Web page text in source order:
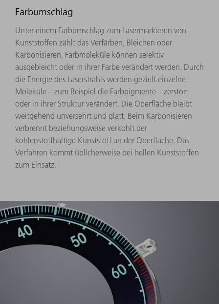
Farbumschlag
Unter einem Farbumschlag zum Lasermarkieren von
Kunststoffen zählt das Verfärben, Bleichen oder
Karbonisieren. Farbmoleküle können selektiv
ausgebleicht oder in ihrer Farbe verändert werden. Durch
die Energie des Laserstrahls werden gezielt einzelne
Moleküle – zum Beispiel die Farbpigmente – zerstört
oder in ihrer Struktur verändert. Die Oberfläche bleibt
weitgehend unversehrt und glatt. Beim Karbonisieren
verbrennt beziehungsweise verkohlt der
kohlenstoffhaltige Kunststoff an der Oberfläche. Das
Verfahren kommt üblicherweise bei hellen Kunststoffen
zum Einsatz.